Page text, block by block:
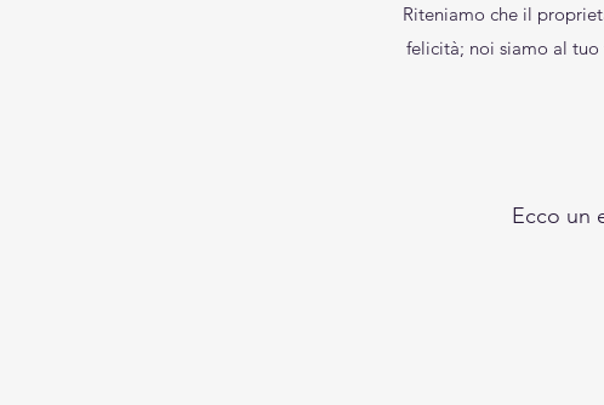
Ecco un
Riteniamo che il
felicità; noi siamo al